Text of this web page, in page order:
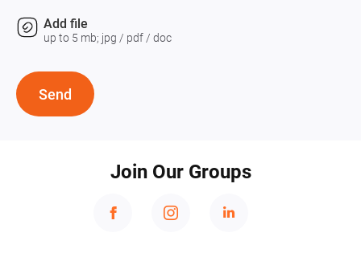
Add file
up to 5 mb; jpg / pdf / doc
Send
Join Our Groups